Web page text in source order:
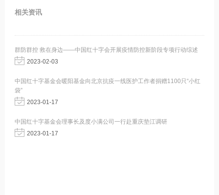
相关资讯
群防群控 救在身边——中国红十字会开展疫情防控新阶段专项行动综述
2023-02-03
中国红十字基金会暖阳基金向北京抗疫一线医护工作者捐赠1100只“小红
袋”
2023-01-17
中国红十字基金会理事长及度小满公司一行赴重庆垫江调研
2023-01-17